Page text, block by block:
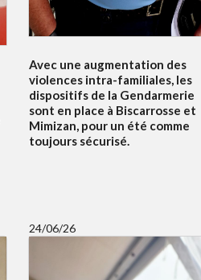
Avec une augmentation des
violences intra-familiales, les
dispositifs de la Gendarmerie
sont en place à Biscarrosse et
Mimizan, pour un été comme
toujours sécurisé.
24/06/26